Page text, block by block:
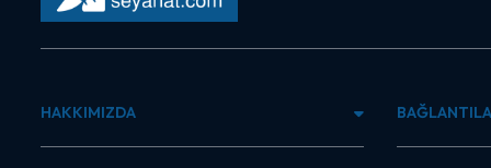
HAKKIMIZDA